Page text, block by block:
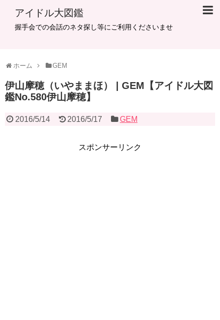
アイドル大図鑑
握手会での会話のネタ探し等にご利用くださいませ
ホーム GEM
伊山摩穂（いやままほ） | GEM【アイドル大図
鑑No.580伊山摩穂】
2016/5/14 2016/5/17 GEM
スポンサーリンク